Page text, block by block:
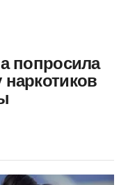
попросила